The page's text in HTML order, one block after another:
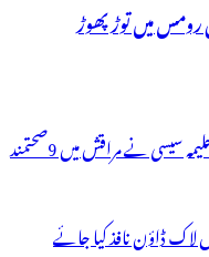
افریقی ملک مالی کی خاتون حلیمہ سیسی نے مراقش میں 9صحتمند
لاک ڈاؤن نافذ کیا جائے